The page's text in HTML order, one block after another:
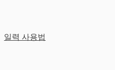
일력 사용법